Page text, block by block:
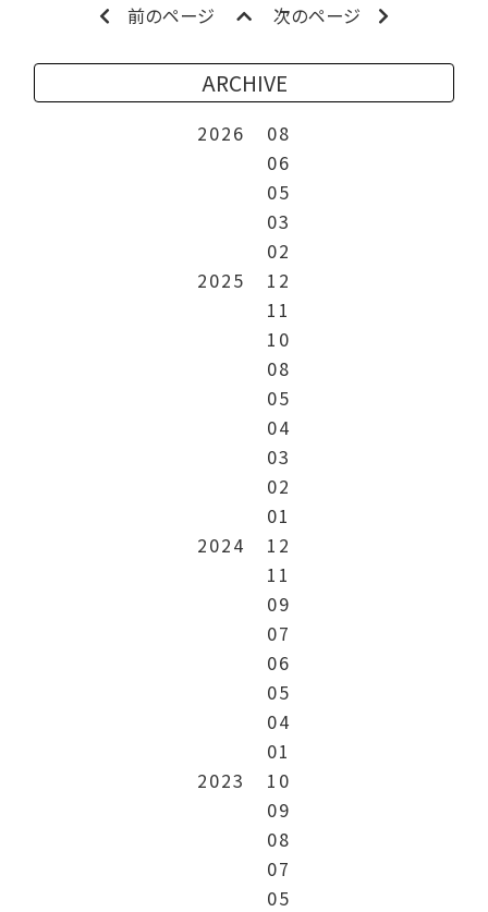
前のページ 次のページ
ARCHIVE
2026
08
06
05
03
02
2025
12
11
10
08
05
04
03
02
01
2024
12
11
09
07
06
05
04
01
2023
10
09
08
07
05